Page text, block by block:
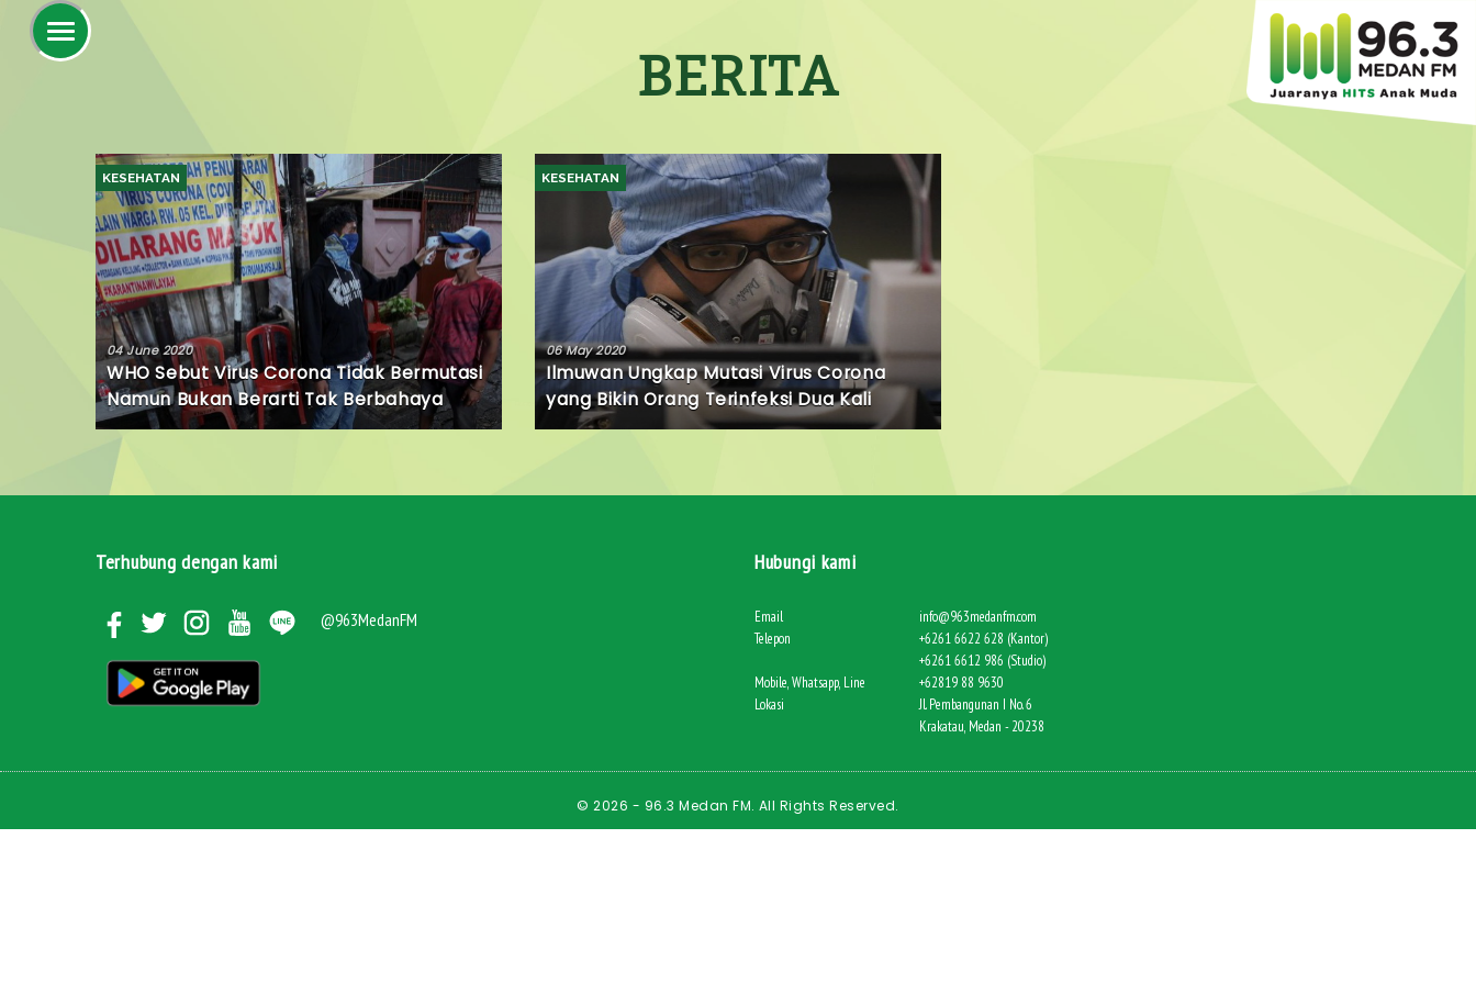
BERITA
KESEHATAN
04 June 2020
WHO Sebut Virus Corona Tidak Bermutasi
Namun Bukan Berarti Tak Berbahaya
KESEHATAN
06 May 2020
Ilmuwan Ungkap Mutasi Virus Corona
yang Bikin Orang Terinfeksi Dua Kali
Terhubung dengan kami
@963MedanFM
Hubungi kami
Email
info@963medanfm.com
Telepon
+6261 6622 628 (Kantor)
+6261 6612 986 (Studio)
Mobile, Whatsapp, Line
+62819 88 9630
Lokasi
Jl. Pembangunan I No. 6
Krakatau, Medan - 20238
© 2026 - 96.3 Medan FM. All Rights Reserved.